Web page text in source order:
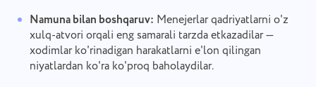
Namuna bilan boshqaruv: Menejerlar qadriyatlarni o'z
xulq-atvori orqali eng samarali tarzda etkazadilar —
xodimlar ko'rinadigan harakatlarni e'lon qilingan
niyatlardan ko'ra ko'proq baholaydilar.